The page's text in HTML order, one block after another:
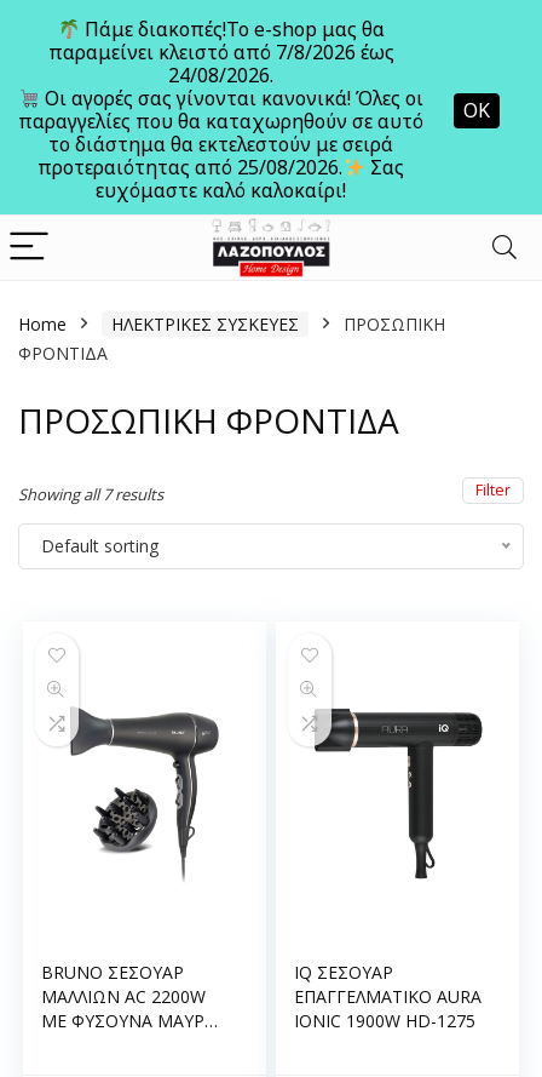
Home ΗΛΕΚΤΡΙΚΕΣ ΣΥΣΚΕΥΕΣ
ΠΡΟΣΩΠΙΚΗ
ΦΡΟΝΤΙΔΑ
ΠΡΟΣΩΠΙΚΗ ΦΡΟΝΤΙΔΑ
Filter
Showing all 7 results
Default sorting
BRUNO ΣΕΣΟΥΑΡ
ΜΑΛΛΙΩΝ AC 2200W
ΜΕ ΦΥΣΟΥΝΑ ΜΑΥΡΟ
IQ ΣΕΣΟΥΑΡ
ΕΠΑΓΓΕΛΜΑΤΙΚΟ AURA
IONIC 1900W HD-1275
Πάμε διακοπές!Το e-shop μας θα
παραμείνει κλειστό από 7/8/2026 έως
24/08/2026.
Οι αγορές σας γίνονται κανονικά! Όλες οι
παραγγελίες που θα καταχωρηθούν σε αυτό
το διάστημα θα εκτελεστούν με σειρά
προτεραιότητας από 25/08/2026.
Σας
ευχόμαστε καλό καλοκαίρι!
ΟΚ